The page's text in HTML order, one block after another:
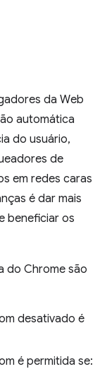
da Web
automática
do usuário,
de
em redes caras
é dar mais
beneficiar os
do Chrome são
desativado é
é permitida se: